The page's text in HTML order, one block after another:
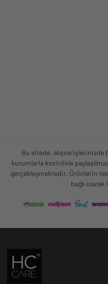
Bu sitede,
kurumlarla kesinlikle
gerçekleşmektedir. Ürünlerin
bağlı